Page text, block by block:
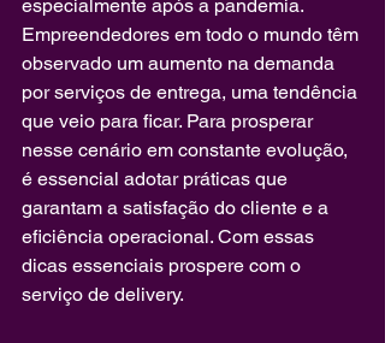
especialmente após a pandemia.
Empreendedores em todo o mundo têm
observado um aumento na demanda
por serviços de entrega, uma tendência
que veio para ficar. Para prosperar
nesse cenário em constante evolução,
é essencial adotar práticas que
garantam a satisfação do cliente e a
eficiência operacional. Com essas
dicas essenciais prospere com o
serviço de delivery.